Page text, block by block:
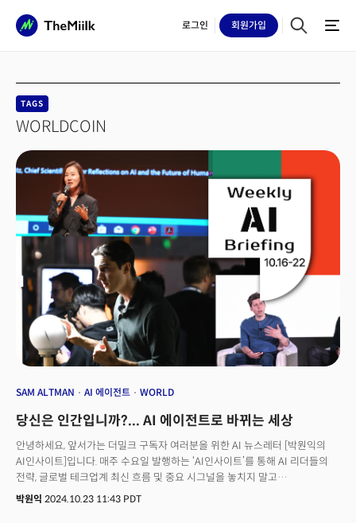
로그인 회원가입
TAGS
WORLDCOIN
SAM ALTMAN AI 에이전트 WORLD
당신은 인간입니까?... AI 에이전트로 바뀌는 세상
안녕하세요, 앞서가는 더밀크 구독자 여러분을 위한 AI 뉴스레터 [박원익의
AI인사이트]입니다. 매주 수요일 발행하는 ‘AI인사이트’를 통해 AI 리더들의
전략, 글로벌 테크업계 최신 흐름 및 중요 시그널을 놓치지 말고
확인하세요! “스테이블코인(Stablecoin, 달러 등 기존 법정통화에 가치를
박원익 2024.10.23 11:43 PDT